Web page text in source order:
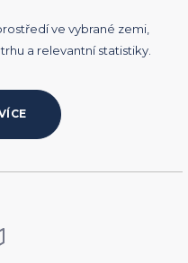
ve vybrané zemi,
a relevantní statistiky.